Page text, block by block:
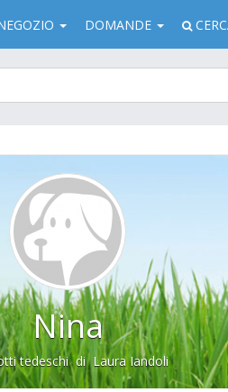
DOMANDE
Nina
tedeschidi Laura Iandoli